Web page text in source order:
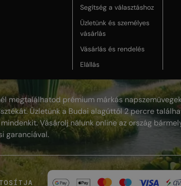
Segítség a választáshoz
Üzletünk és személyes
vásárlás
Vásárlás és rendelés
Elállás
megtalálhatod prémium márkás
Üzletünk a Budai alagúttól 2 percre
Vásárolj nálunk online az ország
garanciával.